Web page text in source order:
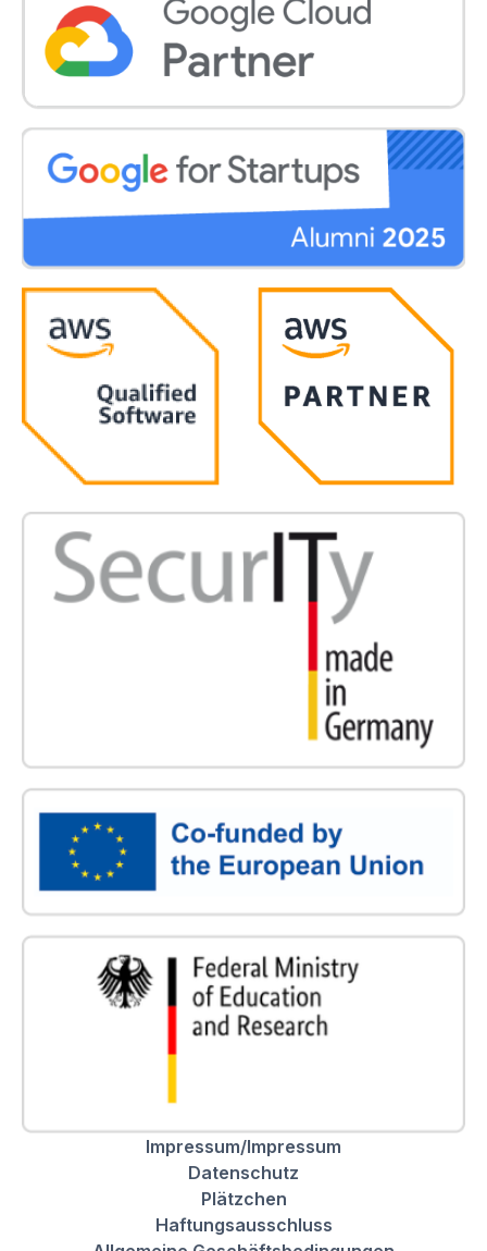
Impressum/Impressum
Datenschutz
Plätzchen
Haftungsausschluss